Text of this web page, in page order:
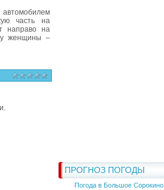
ПРОГНОЗ ПОГОДЫ
Погода в Большое Сорокино
часть на
направо на
у женщины –